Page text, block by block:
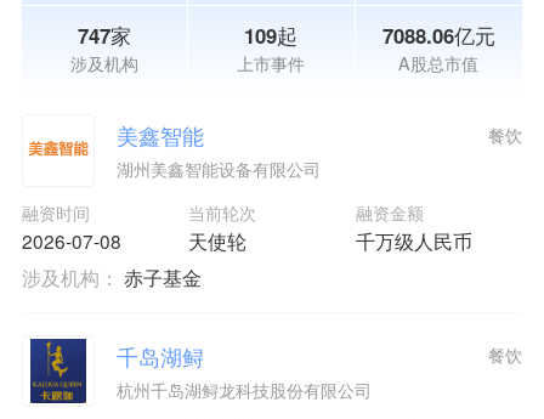
747家
涉及机构
109起
上市事件
7088.06亿元
A股总市值
美鑫智能
湖州美鑫智能设备有限公司
融资时间
2026-07-08
当前轮次
天使轮
融资金额
千万级人民币
餐饮
涉及机构： 赤子基金
千岛湖鲟
杭州千岛湖鲟龙科技股份有限公司
餐饮